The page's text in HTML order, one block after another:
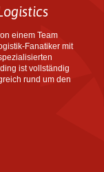
einem Team
Fanatiker mit
ist vollständig
rund um den